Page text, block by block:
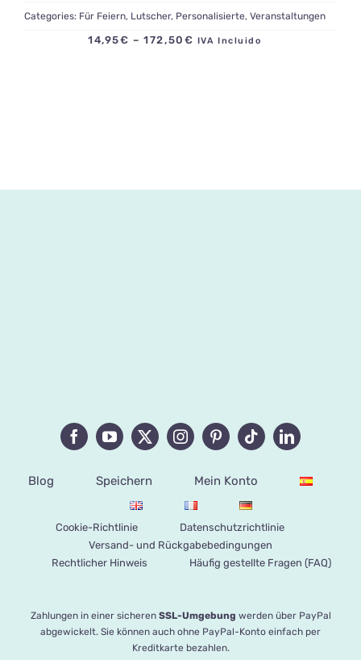
Categories: Für Feiern, Lutscher, Personalisierte, Veranstaltungen
14,95€ –172,50 € Preisspanne:
IVA Incluido
Blog Speichern Mein Konto
Cookie-Richtlinie
Datenschutzrichtlinie
Versand- und Rückgabebedingungen
Rechtlicher Hinweis
Häufig gestellte Fragen (FAQ)
Zahlungen in einer sicheren SSL-Umgebung werden über PayPal
abgewickelt. Sie können auch ohne PayPal-Konto einfach per
Kreditkarte bezahlen.